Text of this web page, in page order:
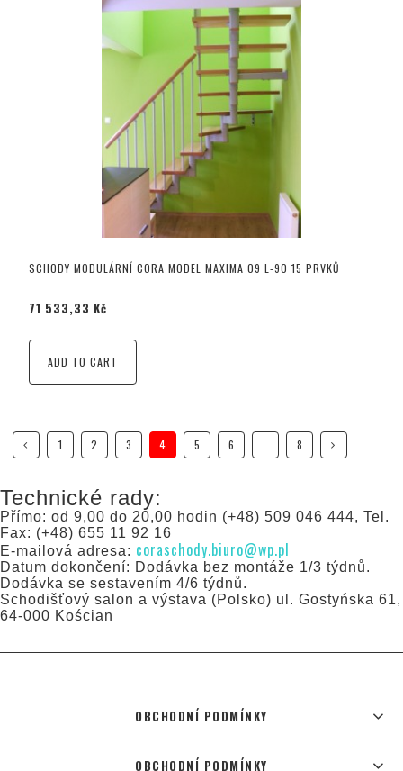
SCHODY MODULÁRNÍ CORA MODEL MAXIMA 09 L-90 15 PRVKŮ
71 533,33 Kč
ADD TO CART
1 2 3 4 5 6 8
Technické rady:
Přímo: od 9,00 do 20,00 hodin (+48) 509 046 444, Tel.
Fax: (+48) 655 11 92 16
E-mailová adresa: coraschody.biuro@wp.pl
Datum dokončení: Dodávka bez montáže 1/3 týdnů.
Dodávka se sestavením 4/6 týdnů.
Schodišťový salon a výstava (Polsko) ul. Gostyńska 61,
64-000 Kościan
OBCHODNÍ PODMÍNKY
OBCHODNÍ PODMÍNKY